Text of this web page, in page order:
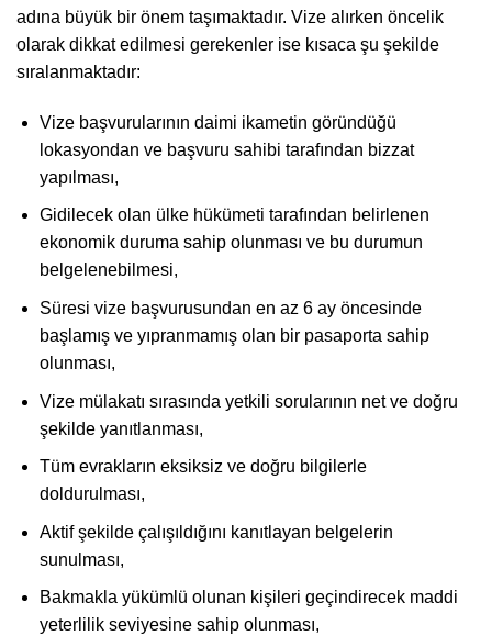
adına büyük bir önem taşımaktadır. Vize alırken öncelik
olarak dikkat edilmesi gerekenler ise kısaca şu şekilde
sıralanmaktadır:
Vize başvurularının daimi ikametin göründüğü
lokasyondan ve başvuru sahibi tarafından bizzat
yapılması,
Gidilecek olan ülke hükümeti tarafından belirlenen
ekonomik duruma sahip olunması ve bu durumun
belgelenebilmesi,
Süresi vize başvurusundan en az 6 ay öncesinde
başlamış ve yıpranmamış olan bir pasaporta sahip
olunması,
Vize mülakatı sırasında yetkili sorularının net ve doğru
şekilde yanıtlanması,
Tüm evrakların eksiksiz ve doğru bilgilerle
doldurulması,
Aktif şekilde çalışıldığını kanıtlayan belgelerin
sunulması,
Bakmakla yükümlü olunan kişileri geçindirecek maddi
yeterlilik seviyesine sahip olunması,